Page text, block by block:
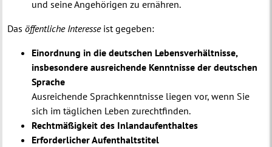
und seine Angehörigen zu ernähren.
Dasöffentliche Interesseist gegeben:
Einordnung in die deutschen Lebensverhältnisse,
insbesondere ausreichende Kenntnisse der deutschen
Sprache
Ausreichende Sprachkenntnisse liegen vor, wenn Sie
sich im täglichen Leben zurechtfinden.
Rechtmäßigkeit des Inlandaufenthaltes
Erforderlicher Aufenthaltstitel